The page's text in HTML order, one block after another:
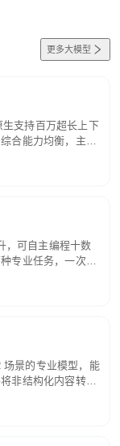
更多大模型
支持百万超长上下
合能力均衡，主打
基础 RAG、批量
，可自主编程十数
专业任务，一次对
、执行与验证全流
任务中自主规划与
场景的专业模型，能
非结构化内容转换